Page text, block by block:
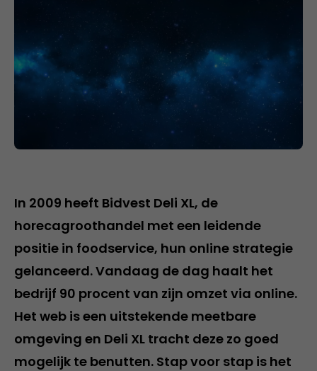
In 2009 heeft Bidvest Deli XL, de
horecagroothandel met een leidende
positie in foodservice, hun online strategie
gelanceerd. Vandaag de dag haalt het
bedrijf 90 procent van zijn omzet via online.
Het web is een uitstekende meetbare
omgeving en Deli XL tracht deze zo goed
mogelijk te benutten. Stap voor stap is het